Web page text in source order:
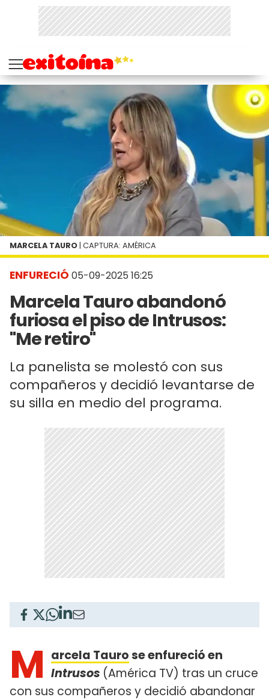
ENFURECIÓ 05-09-2025 16:25
Marcela Tauro abandonó
furiosa el piso de Intrusos:
"Me retiro"
La panelista se molestó con sus
compañeros y decidió levantarse de
su silla en medio del programa.
MARCELA TAURO | CAPTURA: AMÉRICA
M arcela Taurose enfureció en
Intrusos (América TV) tras un cruce
con sus compañeros y decidió abandonar